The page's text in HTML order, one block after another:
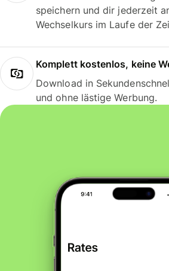
speichern und dir jederzeit
Wechselkurs im Laufe der
Komplett kostenlos, keine
Download in
und ohne lästige Werbung.